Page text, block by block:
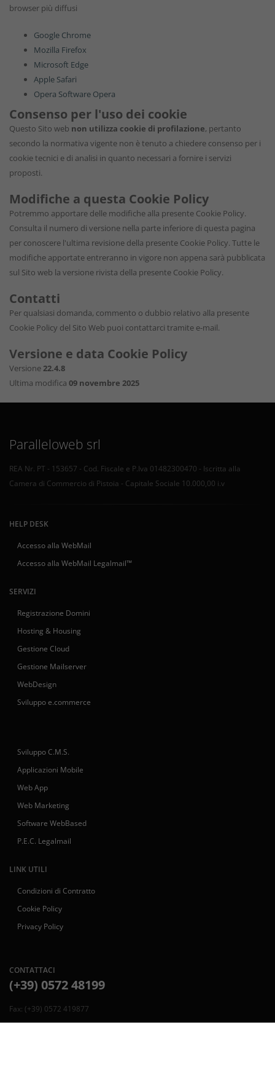
browser più diffusi
Google Chrome
Mozilla Firefox
Microsoft Edge
Apple Safari
Opera Software Opera
Consenso per l'uso dei cookie
Questo Sito web non utilizza cookie di profilazione, pertanto
secondo la normativa vigente non è tenuto a chiedere consenso per i
cookie tecnici e di analisi in quanto necessari a fornire i servizi
proposti.
Modifiche a questa Cookie Policy
Potremmo apportare delle modifiche alla presente Cookie Policy.
Consulta il numero di versione nella parte inferiore di questa pagina
per conoscere l'ultima revisione della presente Cookie Policy. Tutte le
modifiche apportate entreranno in vigore non appena sarà pubblicata
sul Sito web la versione rivista della presente Cookie Policy.
Contatti
Per qualsiasi domanda, commento o dubbio relativo alla presente
Cookie Policy del Sito Web puoi contattarci tramite e-mail.
Versione e data Cookie Policy
Versione22.4.8
Ultima modifica 09 novembre 2025
Paralleloweb srl
REA Nr. PT - 153657 - Cod. Fiscale e P.Iva 01482300470 - Iscritta alla
Camera di Commercio di Pistoia - Capitale Sociale 10.000,00 i.v
HELP DESK
Accesso alla WebMail
Accesso alla WebMail Legalmail™
SERVIZI
Registrazione Domini
Hosting & Housing
Gestione Cloud
Gestione Mailserver
WebDesign
Sviluppo e.commerce
Sviluppo C.M.S.
Applicazioni Mobile
Web App
Web Marketing
Software WebBased
P.E.C. Legalmail
LINK UTILI
Condizioni di Contratto
Cookie Policy
Privacy Policy
CONTATTACI
(+39) 0572 48199
Fax: (+39) 0572 419877